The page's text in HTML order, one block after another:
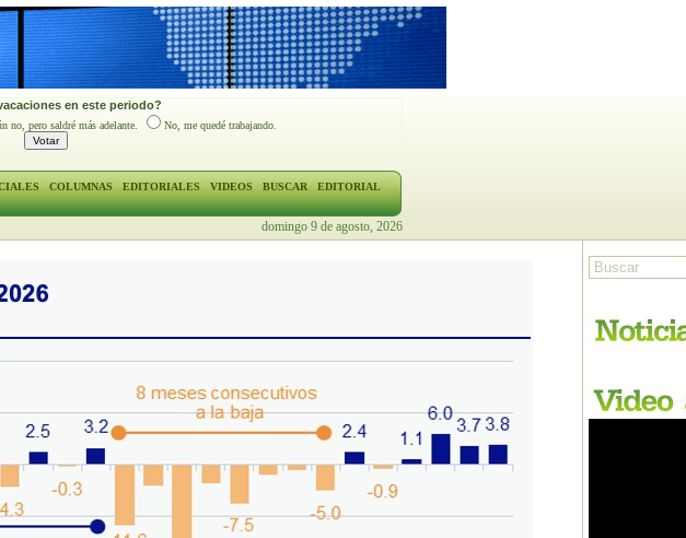
en este periodo?
no, pero saldré más adelante. No, me quedé trabajando.
COLUMNAS EDITORIALES VIDEOS BUSCAR
EDITORIAL
domingo 9 de agosto, 2026